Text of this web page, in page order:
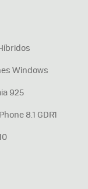
Windows
925
8.1 GDR1